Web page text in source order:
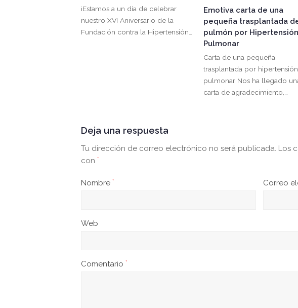
¡Estamos a un día de celebrar
nuestro XVI Aniversario de la
Fundación contra la Hipertensión…
Emotiva carta de una
pequeña trasplantada
pulmón por Hipertensión
Pulmonar
Carta de una pequeña
trasplantada por hipertensión
pulmonar Nos ha llegado
carta de agradecimiento,…
Deja una respuesta
Tu dirección de correo electrónico no será publicada. Los
con *
Nombre * Correo
Web
Comentario *